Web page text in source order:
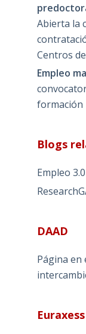
Abierta la
Centros
Empleo
formación
Blogs
Empleo 3.0
DAAD
Página en
Euraxess